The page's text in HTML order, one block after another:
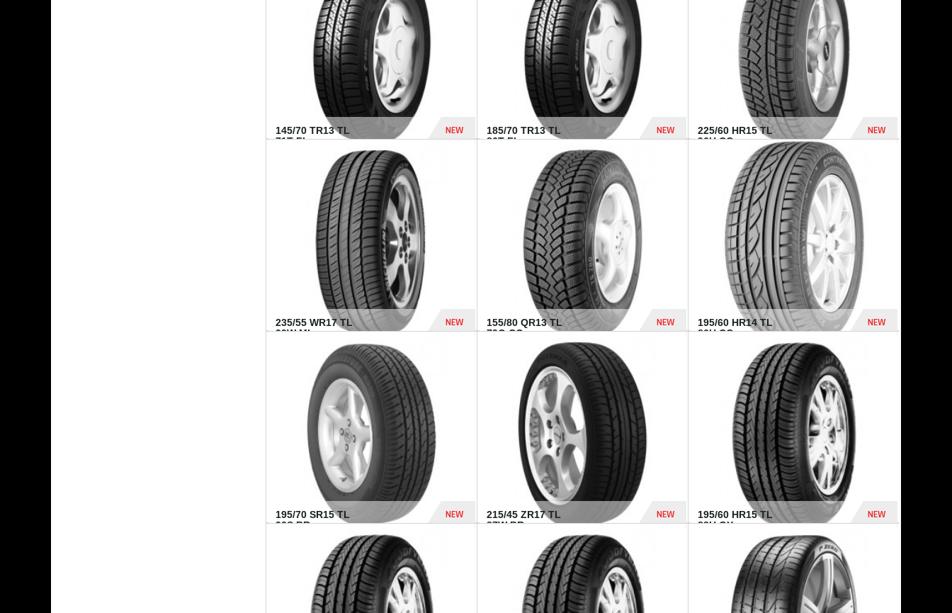
145/70 TR13 TL
71T FI...
NEW
185/70 TR13 TL
86T FI...
NEW
432 Dhs
225/60 HR15 TL
96H CO...
NEW
1 040 Dhs
235/55 WR17 TL
99W MI...
NEW
1 182 Dhs
155/80 QR13 TL
79Q CO...
NEW
195/60 HR14 TL
86H CO...
NEW
790 Dhs
195/70 SR15 TL
92S BR...
NEW
837 Dhs
215/45 ZR17 TL
87W BR...
NEW
955 Dhs
195/60 HR15 TL
88H GY...
NEW